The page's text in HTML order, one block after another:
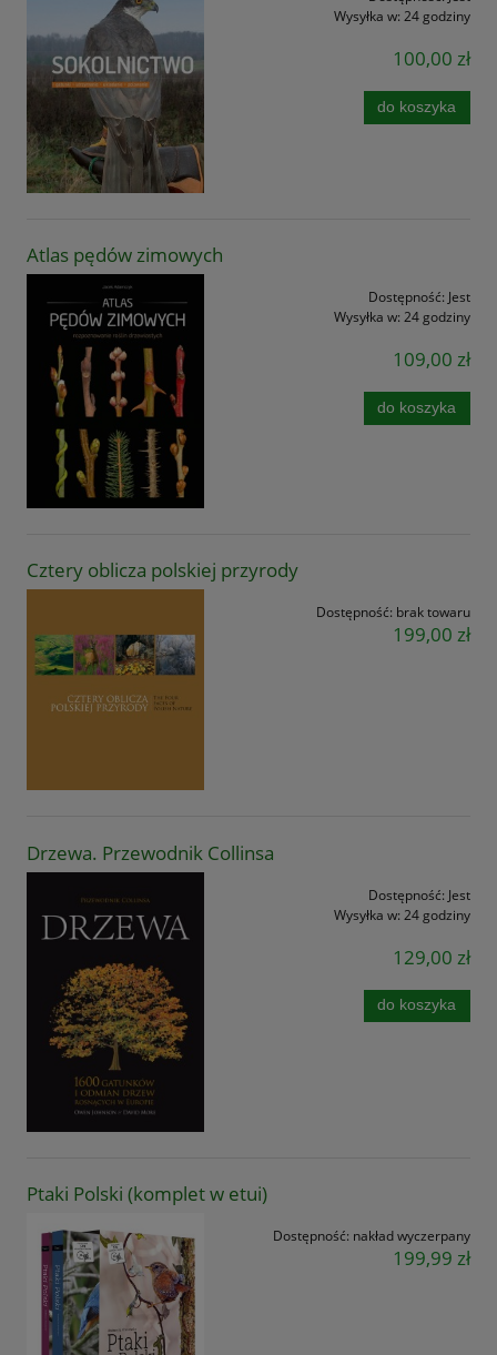
Wysyłka w: 24 godziny
100,00 zł
do koszyka
Atlas pędów zimowych
Dostępność: Jest
Wysyłka w: 24 godziny
109,00 zł
do koszyka
Cztery oblicza polskiej przyrody
Dostępność: brak towaru
199,00 zł
Drzewa. Przewodnik Collinsa
Dostępność: Jest
Wysyłka w: 24 godziny
129,00 zł
do koszyka
Ptaki Polski (komplet w etui)
Dostępność: nakład wyczerpany
199,99 zł